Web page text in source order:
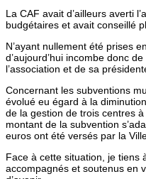
La CAF avait d’ailleurs averti
budgétaires et avait conseillé
N’ayant nullement été prises
d’aujourd’hui incombe donc
l’association et de sa
Concernant les subventions
évolué eu égard à la
de la gestion de trois centres
montant de la subvention
euros ont été versés par la
Face à cette situation, je tiens
accompagnés et soutenus en